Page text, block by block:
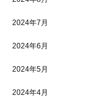
2024年7月
2024年6月
2024年5月
2024年4月